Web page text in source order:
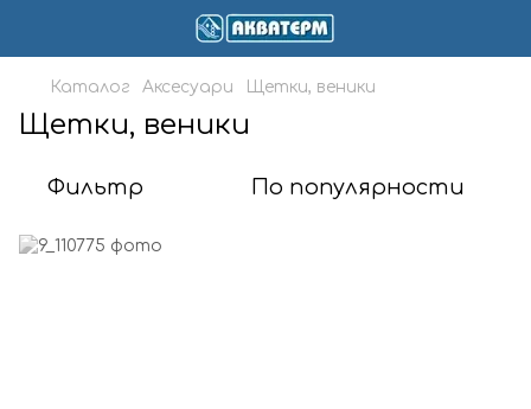
Каталог Аксесуари Щетки, веники
Щетки, веники
Фильтр По популярности